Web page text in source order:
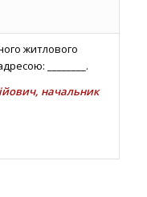
житлового
________.
начальник